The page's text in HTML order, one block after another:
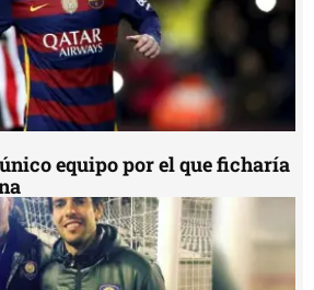
equipo por el que ficharía